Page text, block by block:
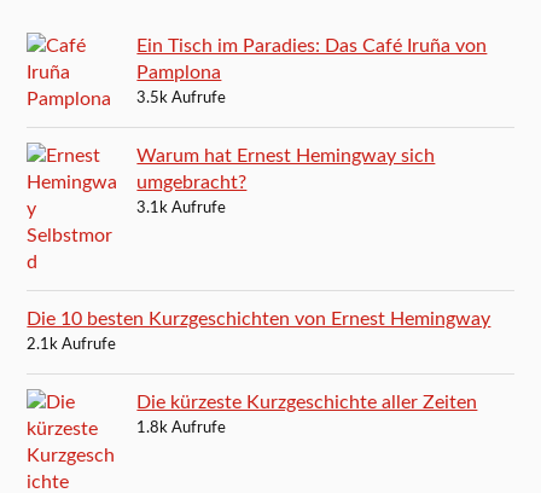
Ein Tisch im Paradies: Das Café Iruña von
Pamplona
3.5k Aufrufe
Warum hat Ernest Hemingway sich
umgebracht?
3.1k Aufrufe
Die 10 besten Kurzgeschichten von Ernest Hemingway
2.1k Aufrufe
Die kürzeste Kurzgeschichte aller Zeiten
1.8k Aufrufe